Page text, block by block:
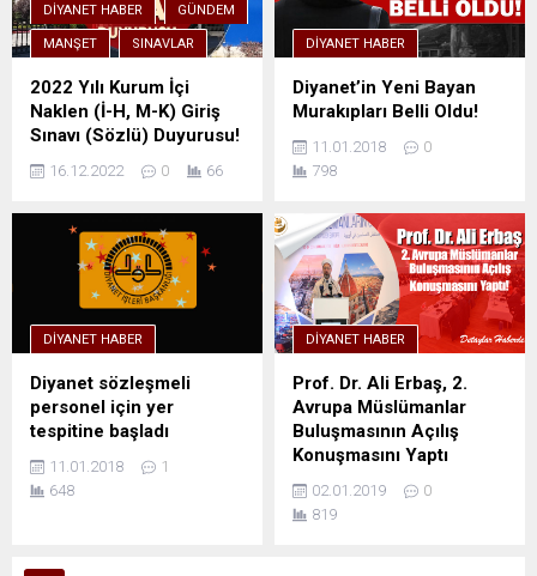
DIYANET HABER GÜNDEM
MANŞET SINAVLAR
2022 Yılı Kurum İçi
Naklen (İ-H, M-K) Giriş
Sınavı (Sözlü) Duyurusu!
16.12.2022 0 66
DIYANET HABER
Diyanet’in Yeni Bayan
Murakıpları Belli Oldu!
11.01.2018
0
798
DIYANET HABER
Diyanet sözleşmeli
personel için yer
tespitine başladı
11.01.2018
1
648
DIYANET HABER
Prof. Dr. Ali Erbaş, 2.
Avrupa Müslümanlar
Buluşmasının Açılış
Konuşmasını Yaptı
02.01.2019
0
819